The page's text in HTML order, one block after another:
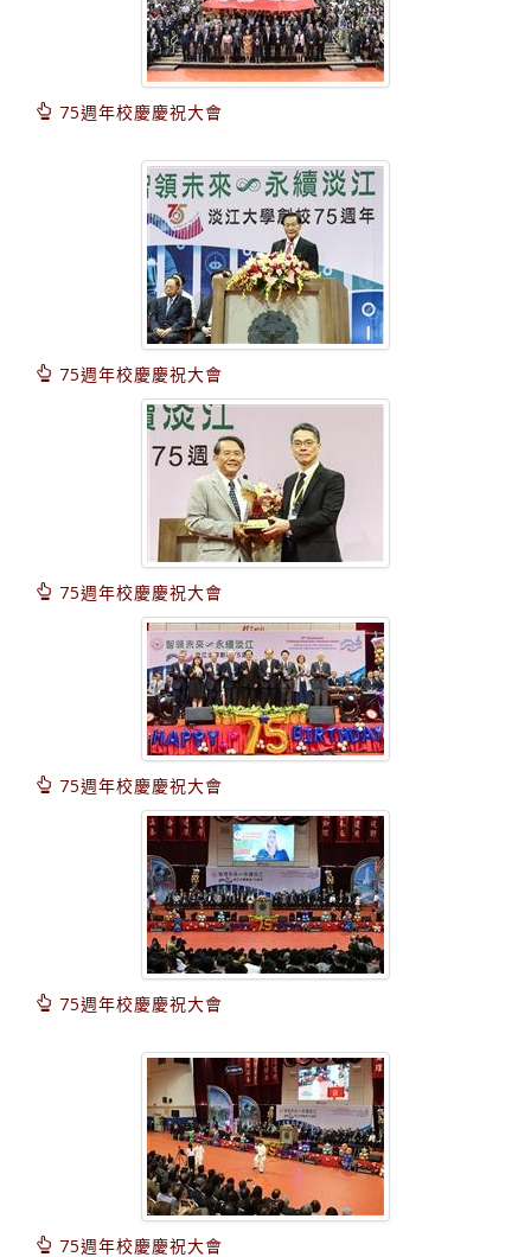
75週年校慶慶祝大會
75週年校慶慶祝大會
75週年校慶慶祝大會
75週年校慶慶祝大會
75週年校慶慶祝大會
75週年校慶慶祝大會